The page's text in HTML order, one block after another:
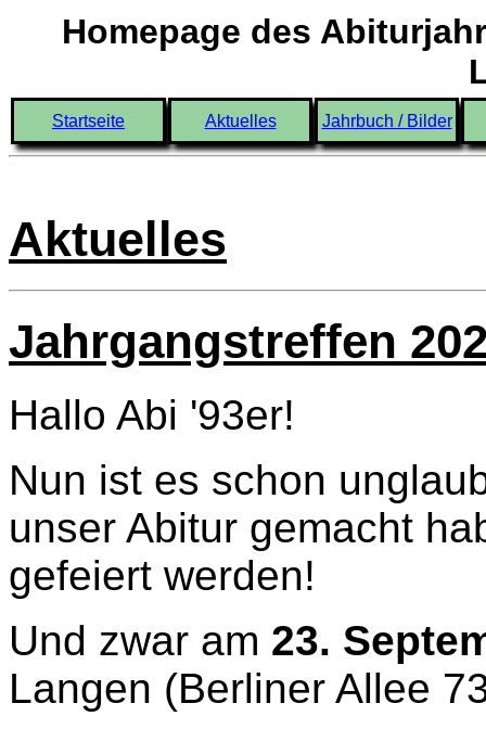
Homepage des
Startseite Aktuelles Jahrbuch / Bilder
Aktuelles
Jahrgangstreffen
Hallo Abi '93er!
Nun ist es schon
unser Abitur gemacht
gefeiert werden!
Und zwar am 23.
Langen (Berliner Allee